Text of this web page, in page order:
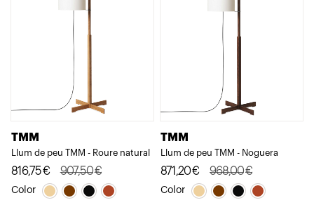
TMM
Llum de peu TMM - Roure natural
907,50€
El
preu
816,75€
El
preu
Color
TMM
Llum de peu TMM - Noguera
968,00€
El
preu
871,20€
El
preu
Color